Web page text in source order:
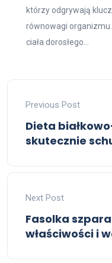
którzy odgrywają
równowagi
ciała dorosłego...
Previous Post
Dieta
skutecznie
Next Post
Fasolka
właściwości i